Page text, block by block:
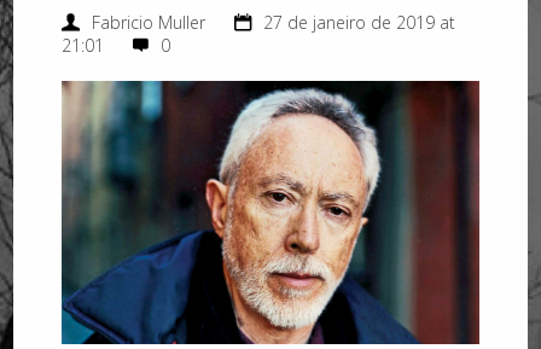
Fabricio Muller
27 de janeiro de 2019 at
21:01
0